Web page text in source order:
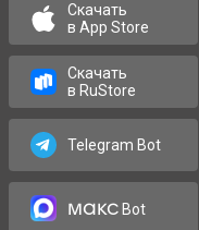
Скачать
в App Store
Скачать
в RuStore
Telegram Bot
максBot